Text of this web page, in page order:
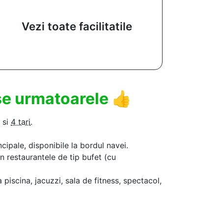
Vezi toate facilitatile
urmatoarele 👍
si 4 tari.
disponibile la bordul navei.
restaurantele de tip bufet (cu
jacuzzi, sala de fitness, spectacol,